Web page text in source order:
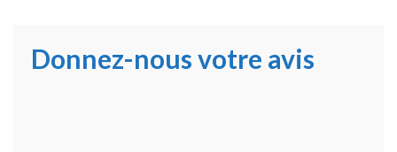
Donnez-nous votre avis